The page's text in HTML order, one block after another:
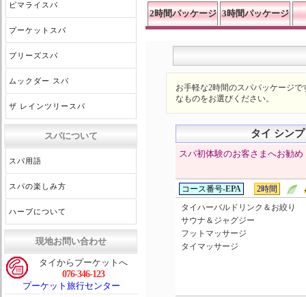
ピマライスパ
プーケットスパ
ブリーズスパ
ムックダー スパ
ザ レインツリースパ
スパについて
スパ用語
スパの楽しみ方
ハーブについて
現地お問い合わせ
タイからプーケットへ
076-346-123
プーケット旅行センター
2時間パッケージ 3時間パッケージ
お手軽な2時間のスパパッケージ
なものをお選びください。
タイ シン
スパ初体験のお客さまへお勧め
コース番号-EPA
2時間
タイハーバルドリンク＆お絞り
サウナ＆ジャグジー
フットマッサージ
タイマッサージ